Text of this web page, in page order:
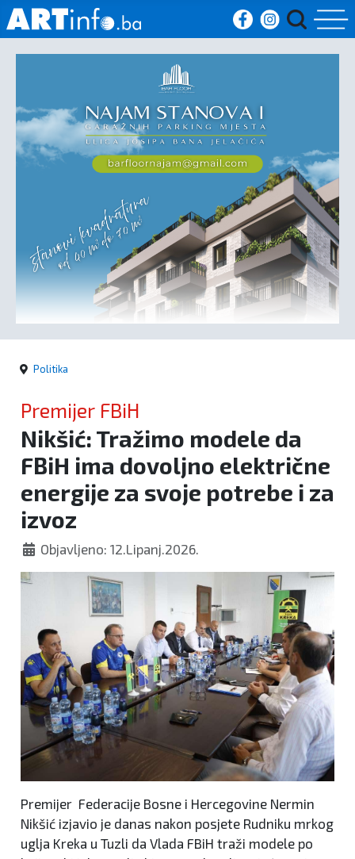
Vijesti
Sport
Crna
kronika
Politika
Politika
Premijer FBiH
Nikšić: Tražimo modele da
FBiH ima dovoljno električne
energije za svoje potrebe i za
izvoz
Objavljeno: 12.Lipanj.2026.
Premijer Federacije Bosne i Hercegovine Nermin
Nikšić izjavio je danas nakon posjete Rudniku mrkog
uglja Kreka u Tuzli da Vlada FBiH traži modele po